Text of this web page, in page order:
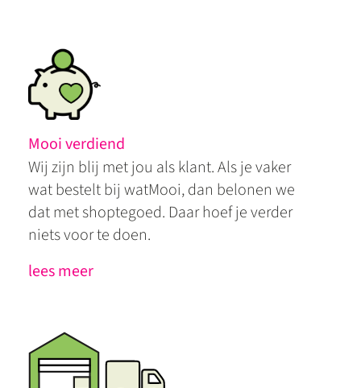
Mooi verdiend
Wij zijn blij met jou als klant. Als je vaker
wat bestelt bij watMooi, dan belonen we
dat met shoptegoed. Daar hoef je verder
niets voor te doen.
lees meer